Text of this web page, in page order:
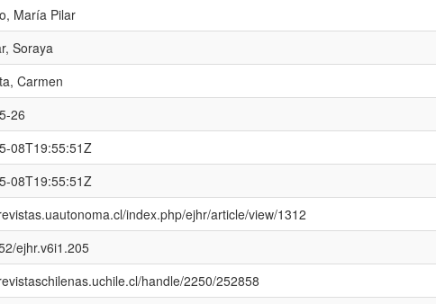
María Pilar
Soraya
Carmen
26
08T19:55:51Z
08T19:55:51Z
index.php/ejhr/article/view/1312
ejhr.v6i1.205
handle/2250/252858